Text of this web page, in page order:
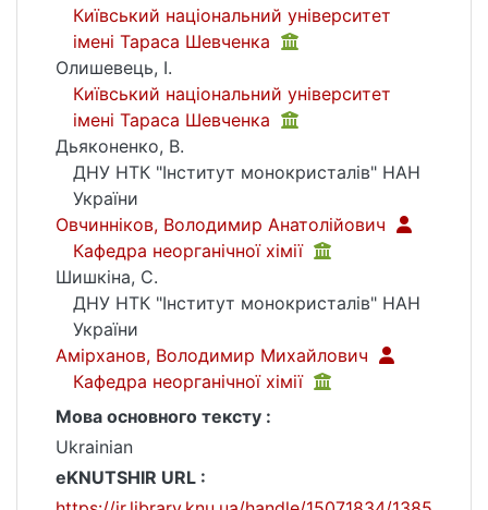
Київський національний університет
імені Тараса Шевченка
Олишевець, І.
Київський національний університет
імені Тараса Шевченка
Дьяконенко, В.
ДНУ НТК "Інститут монокристалів" НАН
України
Овчинніков, Володимир Анатолійович
Кафедра неорганічної хімії
Шишкіна, С.
ДНУ НТК "Інститут монокристалів" НАН
України
Амірханов, Володимир Михайлович
Кафедра неорганічної хімії
Мова основного тексту :
Ukrainian
eKNUTSHIR URL :